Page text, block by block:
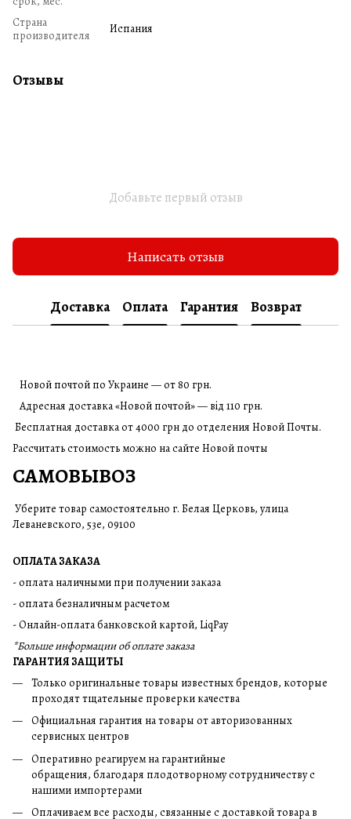
Страна
производителя
Испания
Отзывы
Добавьте первый отзыв
Написать отзыв
Доставка Оплата Гарантия Возврат
Новой почтой по Украине — от 80 грн.
Адресная доставка «Новой почтой» — від 110 грн.
Бесплатная доставка от 4000 грн до отделения Новой Почты.
Рассчитать стоимость можно на сайте Новой почты
САМОВЫВОЗ
Уберите товар самостоятельно г. Белая Церковь, улица
Леваневского, 53е, 09100
ОПЛАТА ЗАКАЗА
- оплата наличными при получении заказа
- оплата безналичным расчетом
- Онлайн-оплата банковской картой, LiqPay
*Больше информации об оплате заказа
ГАРАНТИЯ ЗАЩИТЫ
Только оригинальные товары известных брендов, которые
проходят тщательные проверки качества
Официальная гарантия на товары от авторизованных
сервисных центров
Оперативно реагируем на гарантийные
обращения, благодаря плодотворному сотрудничеству с
нашими импортерами
Оплачиваем все расходы, связанные с доставкой товара в